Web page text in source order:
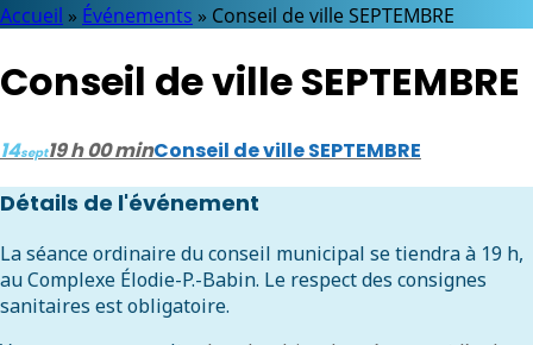
Accueil » Événements » Conseil de ville SEPTEMBRE
Conseil de ville SEPTEMBRE
14sept19 h 00 minConseil de ville SEPTEMBRE
Détails de l'événement
La séance ordinaire du conseil municipal se tiendra à 19 h,
au Complexe Élodie-P.-Babin. Le respect des consignes
sanitaires est obligatoire.